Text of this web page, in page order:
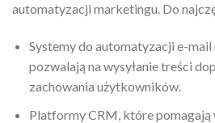
automatyzacji marketingu. Do
Systemy do automatyzacji e-
pozwalają na wysyłanie treści
zachowania użytkowników.
Platformy CRM, które pomagają